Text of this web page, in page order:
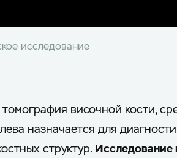
исследование
височной кости,
назначается для
структур. Исследование